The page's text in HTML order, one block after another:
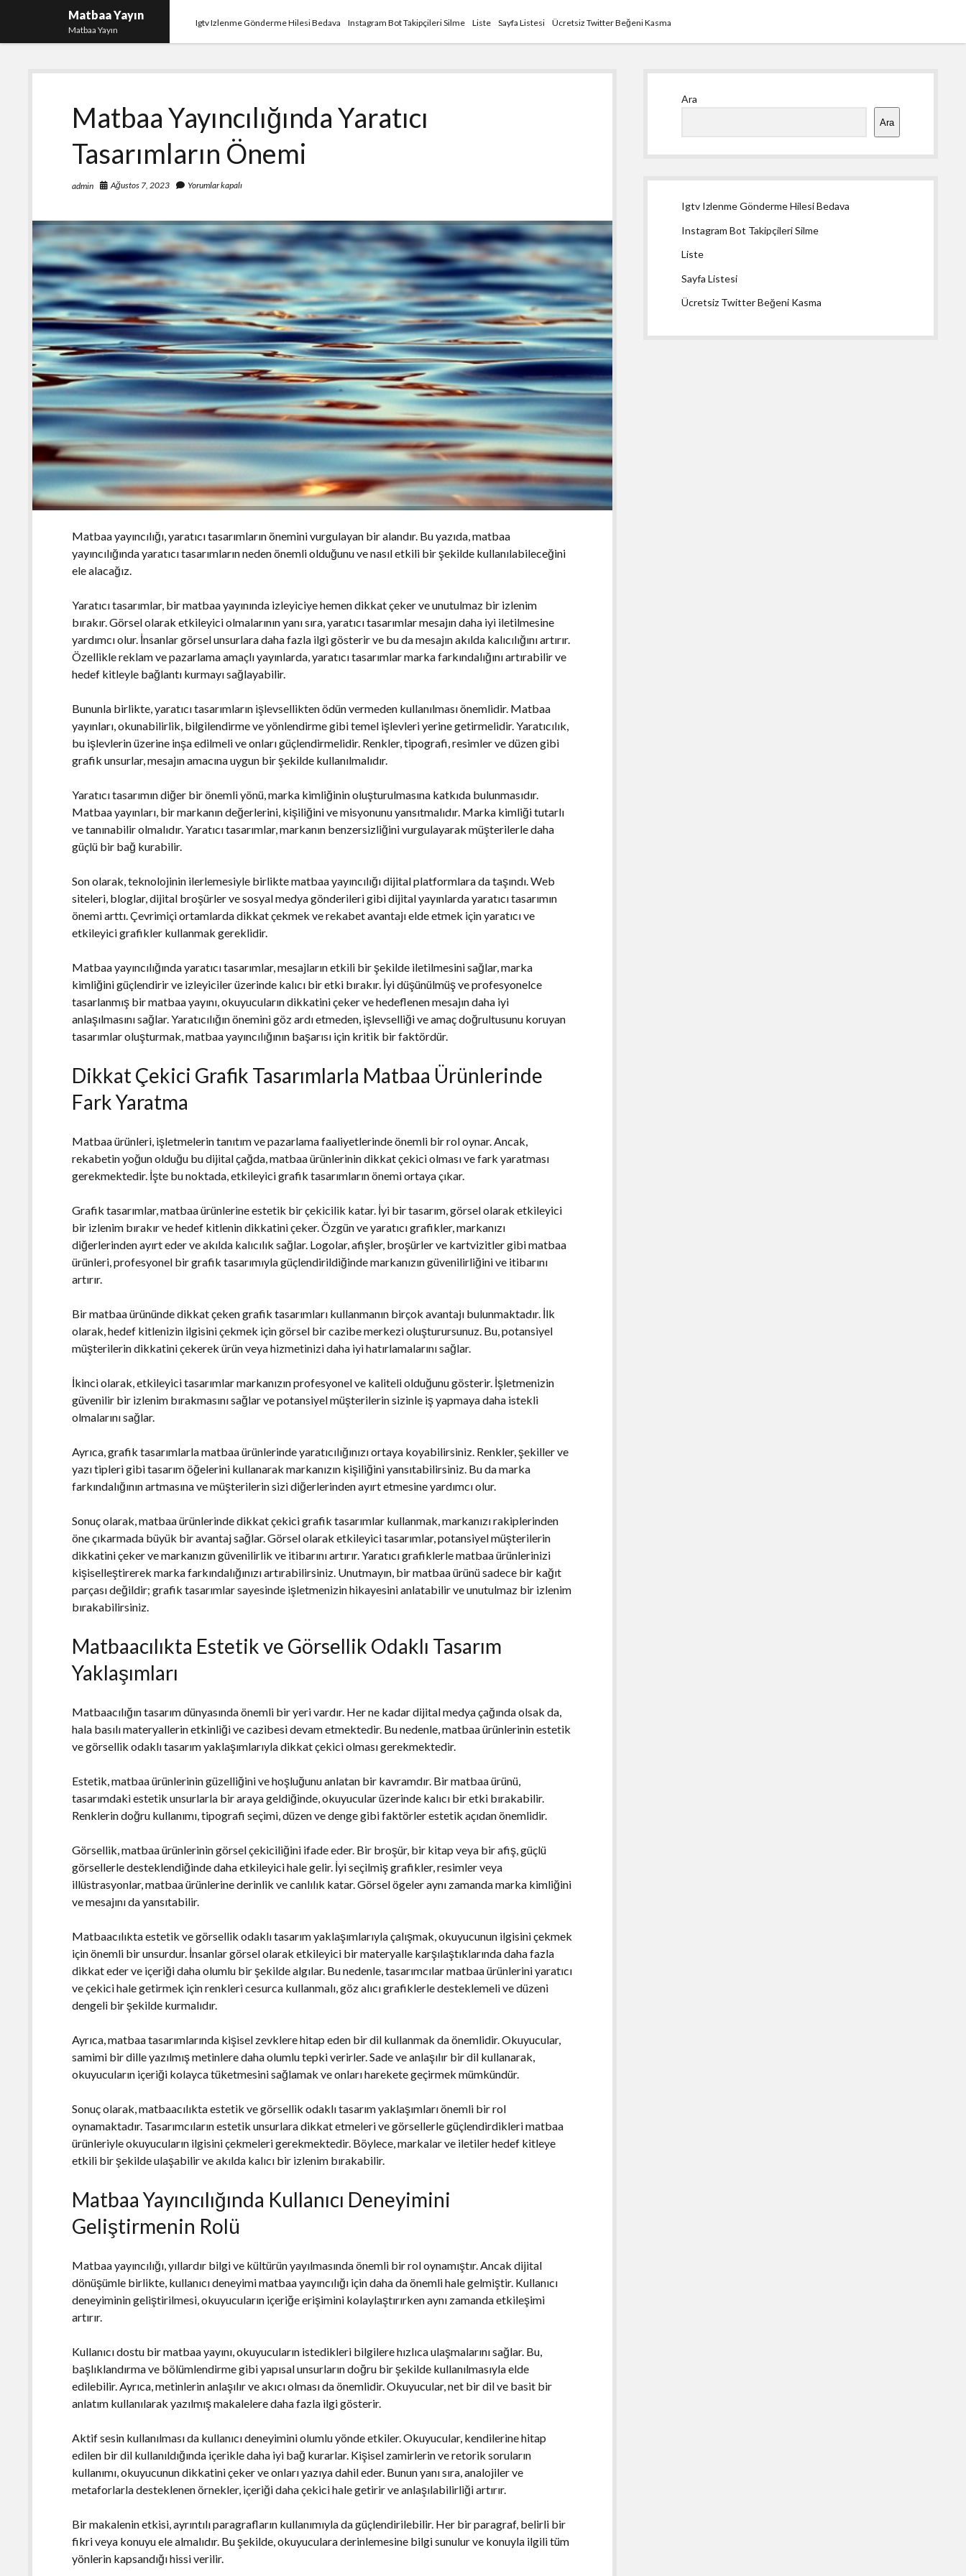
Matbaa Yayın
Matbaa Yayın
Igtv Izlenme Gönderme Hilesi Bedava Instagram Bot Takipçileri Silme Liste Sayfa Listesi Ücretsiz Twitter Beğeni Kasma
Matbaa Yayıncılığında Yaratıcı
Tasarımların Önemi
admin Ağustos 7, 2023 Yorumlar kapalı
Matbaa yayıncılığı, yaratıcı tasarımların önemini vurgulayan bir alandır. Bu yazıda, matbaa
yayıncılığında yaratıcı tasarımların neden önemli olduğunu ve nasıl etkili bir şekilde kullanılabileceğini
ele alacağız.
Yaratıcı tasarımlar, bir matbaa yayınında izleyiciye hemen dikkat çeker ve unutulmaz bir izlenim
bırakır. Görsel olarak etkileyici olmalarının yanı sıra, yaratıcı tasarımlar mesajın daha iyi iletilmesine
yardımcı olur. İnsanlar görsel unsurlara daha fazla ilgi gösterir ve bu da mesajın akılda kalıcılığını artırır.
Özellikle reklam ve pazarlama amaçlı yayınlarda, yaratıcı tasarımlar marka farkındalığını artırabilir ve
hedef kitleyle bağlantı kurmayı sağlayabilir.
Bununla birlikte, yaratıcı tasarımların işlevsellikten ödün vermeden kullanılması önemlidir. Matbaa
yayınları, okunabilirlik, bilgilendirme ve yönlendirme gibi temel işlevleri yerine getirmelidir. Yaratıcılık,
bu işlevlerin üzerine inşa edilmeli ve onları güçlendirmelidir. Renkler, tipografi, resimler ve düzen gibi
grafik unsurlar, mesajın amacına uygun bir şekilde kullanılmalıdır.
Yaratıcı tasarımın diğer bir önemli yönü, marka kimliğinin oluşturulmasına katkıda bulunmasıdır.
Matbaa yayınları, bir markanın değerlerini, kişiliğini ve misyonunu yansıtmalıdır. Marka kimliği tutarlı
ve tanınabilir olmalıdır. Yaratıcı tasarımlar, markanın benzersizliğini vurgulayarak müşterilerle daha
güçlü bir bağ kurabilir.
Son olarak, teknolojinin ilerlemesiyle birlikte matbaa yayıncılığı dijital platformlara da taşındı. Web
siteleri, bloglar, dijital broşürler ve sosyal medya gönderileri gibi dijital yayınlarda yaratıcı tasarımın
önemi arttı. Çevrimiçi ortamlarda dikkat çekmek ve rekabet avantajı elde etmek için yaratıcı ve
etkileyici grafikler kullanmak gereklidir.
Matbaa yayıncılığında yaratıcı tasarımlar, mesajların etkili bir şekilde iletilmesini sağlar, marka
kimliğini güçlendirir ve izleyiciler üzerinde kalıcı bir etki bırakır. İyi düşünülmüş ve profesyonelce
tasarlanmış bir matbaa yayını, okuyucuların dikkatini çeker ve hedeflenen mesajın daha iyi
anlaşılmasını sağlar. Yaratıcılığın önemini göz ardı etmeden, işlevselliği ve amaç doğrultusunu koruyan
tasarımlar oluşturmak, matbaa yayıncılığının başarısı için kritik bir faktördür.
Dikkat Çekici Grafik Tasarımlarla Matbaa Ürünlerinde
Fark Yaratma
Matbaa ürünleri, işletmelerin tanıtım ve pazarlama faaliyetlerinde önemli bir rol oynar. Ancak,
rekabetin yoğun olduğu bu dijital çağda, matbaa ürünlerinin dikkat çekici olması ve fark yaratması
gerekmektedir. İşte bu noktada, etkileyici grafik tasarımların önemi ortaya çıkar.
Grafik tasarımlar, matbaa ürünlerine estetik bir çekicilik katar. İyi bir tasarım, görsel olarak etkileyici
bir izlenim bırakır ve hedef kitlenin dikkatini çeker. Özgün ve yaratıcı grafikler, markanızı
diğerlerinden ayırt eder ve akılda kalıcılık sağlar. Logolar, afişler, broşürler ve kartvizitler gibi matbaa
ürünleri, profesyonel bir grafik tasarımıyla güçlendirildiğinde markanızın güvenilirliğini ve itibarını
artırır.
Bir matbaa ürününde dikkat çeken grafik tasarımları kullanmanın birçok avantajı bulunmaktadır. İlk
olarak, hedef kitlenizin ilgisini çekmek için görsel bir cazibe merkezi oluşturursunuz. Bu, potansiyel
müşterilerin dikkatini çekerek ürün veya hizmetinizi daha iyi hatırlamalarını sağlar.
İkinci olarak, etkileyici tasarımlar markanızın profesyonel ve kaliteli olduğunu gösterir. İşletmenizin
güvenilir bir izlenim bırakmasını sağlar ve potansiyel müşterilerin sizinle iş yapmaya daha istekli
olmalarını sağlar.
Ayrıca, grafik tasarımlarla matbaa ürünlerinde yaratıcılığınızı ortaya koyabilirsiniz. Renkler, şekiller ve
yazı tipleri gibi tasarım öğelerini kullanarak markanızın kişiliğini yansıtabilirsiniz. Bu da marka
farkındalığının artmasına ve müşterilerin sizi diğerlerinden ayırt etmesine yardımcı olur.
Sonuç olarak, matbaa ürünlerinde dikkat çekici grafik tasarımlar kullanmak, markanızı rakiplerinden
öne çıkarmada büyük bir avantaj sağlar. Görsel olarak etkileyici tasarımlar, potansiyel müşterilerin
dikkatini çeker ve markanızın güvenilirlik ve itibarını artırır. Yaratıcı grafiklerle matbaa ürünlerinizi
kişiselleştirerek marka farkındalığınızı artırabilirsiniz. Unutmayın, bir matbaa ürünü sadece bir kağıt
parçası değildir; grafik tasarımlar sayesinde işletmenizin hikayesini anlatabilir ve unutulmaz bir izlenim
bırakabilirsiniz.
Matbaacılıkta Estetik ve Görsellik Odaklı Tasarım
Yaklaşımları
Matbaacılığın tasarım dünyasında önemli bir yeri vardır. Her ne kadar dijital medya çağında olsak da,
hala basılı materyallerin etkinliği ve cazibesi devam etmektedir. Bu nedenle, matbaa ürünlerinin estetik
ve görsellik odaklı tasarım yaklaşımlarıyla dikkat çekici olması gerekmektedir.
Estetik, matbaa ürünlerinin güzelliğini ve hoşluğunu anlatan bir kavramdır. Bir matbaa ürünü,
tasarımdaki estetik unsurlarla bir araya geldiğinde, okuyucular üzerinde kalıcı bir etki bırakabilir.
Renklerin doğru kullanımı, tipografi seçimi, düzen ve denge gibi faktörler estetik açıdan önemlidir.
Görsellik, matbaa ürünlerinin görsel çekiciliğini ifade eder. Bir broşür, bir kitap veya bir afiş, güçlü
görsellerle desteklendiğinde daha etkileyici hale gelir. İyi seçilmiş grafikler, resimler veya
illüstrasyonlar, matbaa ürünlerine derinlik ve canlılık katar. Görsel ögeler aynı zamanda marka kimliğini
ve mesajını da yansıtabilir.
Matbaacılıkta estetik ve görsellik odaklı tasarım yaklaşımlarıyla çalışmak, okuyucunun ilgisini çekmek
için önemli bir unsurdur. İnsanlar görsel olarak etkileyici bir materyalle karşılaştıklarında daha fazla
dikkat eder ve içeriği daha olumlu bir şekilde algılar. Bu nedenle, tasarımcılar matbaa ürünlerini yaratıcı
ve çekici hale getirmek için renkleri cesurca kullanmalı, göz alıcı grafiklerle desteklemeli ve düzeni
dengeli bir şekilde kurmalıdır.
Ayrıca, matbaa tasarımlarında kişisel zevklere hitap eden bir dil kullanmak da önemlidir. Okuyucular,
samimi bir dille yazılmış metinlere daha olumlu tepki verirler. Sade ve anlaşılır bir dil kullanarak,
okuyucuların içeriği kolayca tüketmesini sağlamak ve onları harekete geçirmek mümkündür.
Sonuç olarak, matbaacılıkta estetik ve görsellik odaklı tasarım yaklaşımları önemli bir rol
oynamaktadır. Tasarımcıların estetik unsurlara dikkat etmeleri ve görsellerle güçlendirdikleri matbaa
ürünleriyle okuyucuların ilgisini çekmeleri gerekmektedir. Böylece, markalar ve iletiler hedef kitleye
etkili bir şekilde ulaşabilir ve akılda kalıcı bir izlenim bırakabilir.
Matbaa Yayıncılığında Kullanıcı Deneyimini
Geliştirmenin Rolü
Matbaa yayıncılığı, yıllardır bilgi ve kültürün yayılmasında önemli bir rol oynamıştır. Ancak dijital
dönüşümle birlikte, kullanıcı deneyimi matbaa yayıncılığı için daha da önemli hale gelmiştir. Kullanıcı
deneyiminin geliştirilmesi, okuyucuların içeriğe erişimini kolaylaştırırken aynı zamanda etkileşimi
artırır.
Kullanıcı dostu bir matbaa yayını, okuyucuların istedikleri bilgilere hızlıca ulaşmalarını sağlar. Bu,
başlıklandırma ve bölümlendirme gibi yapısal unsurların doğru bir şekilde kullanılmasıyla elde
edilebilir. Ayrıca, metinlerin anlaşılır ve akıcı olması da önemlidir. Okuyucular, net bir dil ve basit bir
anlatım kullanılarak yazılmış makalelere daha fazla ilgi gösterir.
Aktif sesin kullanılması da kullanıcı deneyimini olumlu yönde etkiler. Okuyucular, kendilerine hitap
edilen bir dil kullanıldığında içerikle daha iyi bağ kurarlar. Kişisel zamirlerin ve retorik soruların
kullanımı, okuyucunun dikkatini çeker ve onları yazıya dahil eder. Bunun yanı sıra, analojiler ve
metaforlarla desteklenen örnekler, içeriği daha çekici hale getirir ve anlaşılabilirliği artırır.
Bir makalenin etkisi, ayrıntılı paragrafların kullanımıyla da güçlendirilebilir. Her bir paragraf, belirli bir
fikri veya konuyu ele almalıdır. Bu şekilde, okuyuculara derinlemesine bilgi sunulur ve konuyla ilgili tüm
yönlerin kapsandığı hissi verilir.
Ara
Ara
Igtv Izlenme Gönderme Hilesi Bedava
Instagram Bot Takipçileri Silme
Liste
Sayfa Listesi
Ücretsiz Twitter Beğeni Kasma